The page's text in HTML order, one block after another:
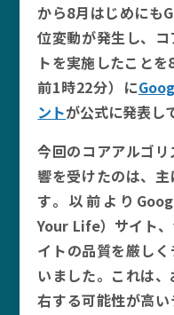
から8月はじめにも
位変動が発生し、
トを実施したこと
前1時22分）に
ントが公式に発表し
今回のコアアルゴ
響を受けたのは、
す。以前より
Your Life）サイト
イトの品質を厳し
いました。これは
右する可能性が高